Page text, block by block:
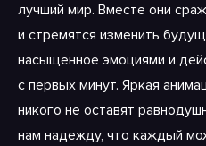
лучший мир. Вместе они
и стремятся изменить
насыщенное эмоциями и
с первых минут. Яркая
никого не оставят
нам надежду, что каждый